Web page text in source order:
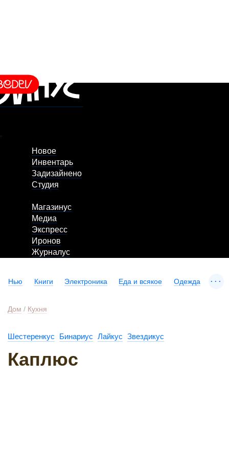
Новое
Инвентарь
Задизайнено
Студия
Магазинус
Медиа
Экспресс
Иронов
Журналус
Нью Книги Электроника Еда и всякое Одежда ...
Дом / Кухня
Шестеренкус Бинариус Лайкус Звездикус
Каплюс